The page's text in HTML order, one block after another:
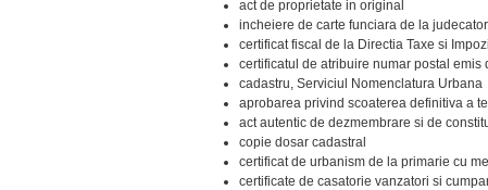
act de proprietate in original
incheiere de carte funciara de la
certificat fiscal de la Directia Taxe si
certificatul de atribuire numar postal
cadastru, Serviciul Nomenclatura Urbana
aprobarea privind scoaterea definitiva a
act autentic de dezmembrare si de
copie dosar cadastral
certificat de urbanism de la primarie cu
certificate de casatorie vanzatori si